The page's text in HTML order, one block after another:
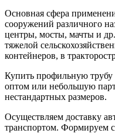
Основная сфера
сооружений различного
центры, мосты, мачты и
тяжелой
контейнеров, в
Купить профильную
оптом или небольшую
нестандартных размеров.
Осуществляем доставку
транспортом. Формируем